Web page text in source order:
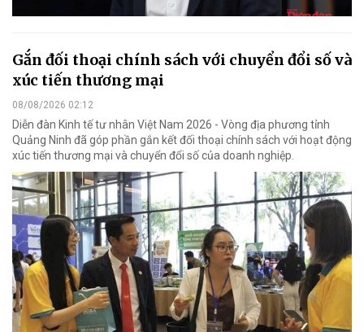
Gắn đối thoại chính sách với chuyển đổi số và
xúc tiến thương mại
08/08/2026 02:12
Diễn đàn Kinh tế tư nhân Việt Nam 2026 - Vòng địa phương tỉnh
Quảng Ninh đã góp phần gắn kết đối thoại chính sách với hoạt động
xúc tiến thương mại và chuyển đổi số của doanh nghiệp.